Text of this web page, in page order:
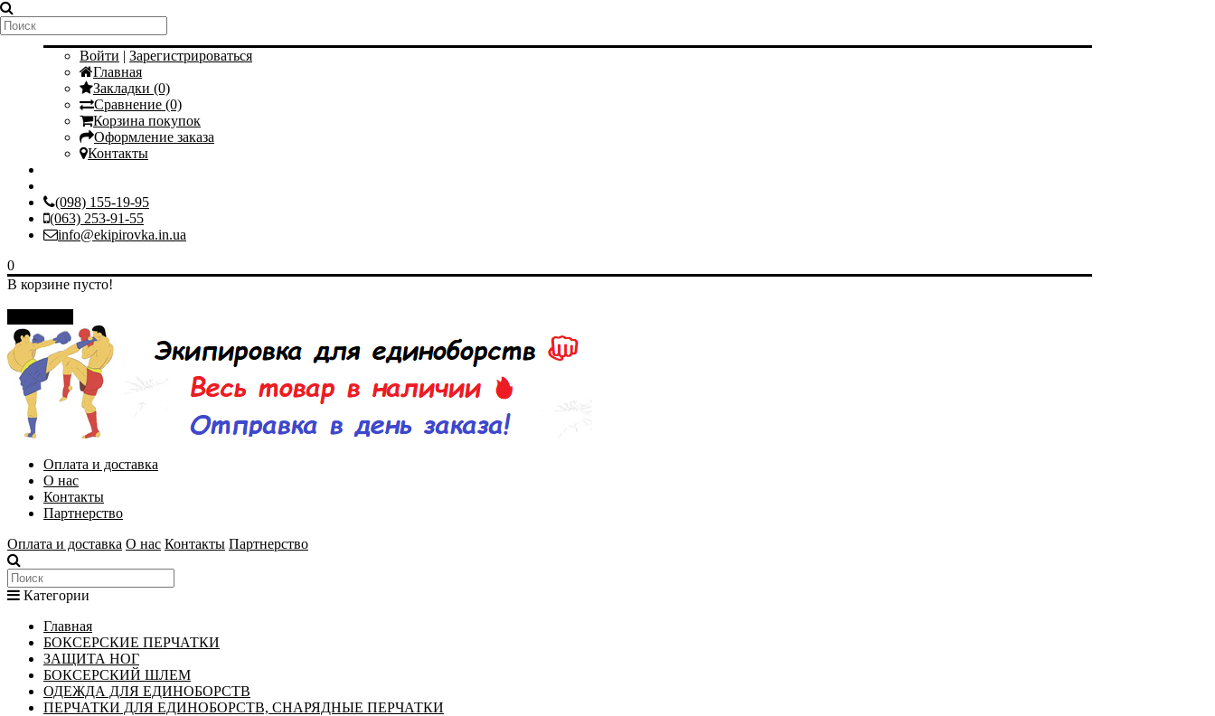
Мой аккаунт
Войти | Зарегистрироваться
Главная
Закладки (0)
Сравнение (0)
Корзина покупок
Оформление заказа
Контакты
(098) 155-19-95
(063) 253-91-55
info@ekipirovka.in.ua
0
В корзине пусто!
Оплата и доставка
О нас
Контакты
Партнерство
Оплата и доставка О нас Контакты Партнерство
Категории
Главная
БОКСЕРСКИЕ ПЕРЧАТКИ
ЗАЩИТА НОГ
БОКСЕРСКИЙ ШЛЕМ
ОДЕЖДА ДЛЯ ЕДИНОБОРСТВ
ПЕРЧАТКИ ДЛЯ ЕДИНОБОРСТВ, СНАРЯДНЫЕ ПЕРЧАТКИ